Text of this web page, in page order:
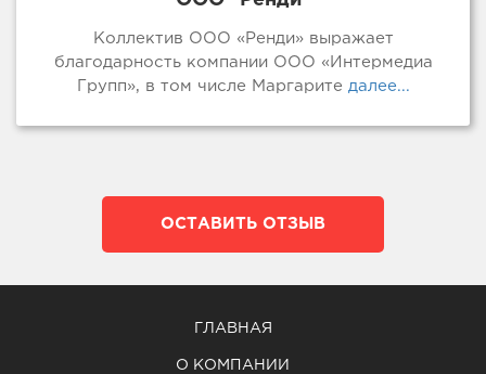
Коллектив ООО «Ренди» выражает
благодарность компании ООО «Интермедиа
Групп», в том числе Маргарите далее...
ОСТАВИТЬ ОТЗЫВ
ГЛАВНАЯ
О КОМПАНИИ